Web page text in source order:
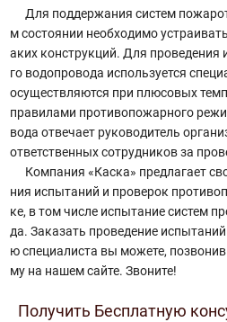
Для поддержания систем
м состоянии необходимо
аких конструкций. Для
го водопровода используется
осуществляются при плюсовых
правилами противопожарного
вода отвечает руководитель
ответственных сотрудников за
Компания «Каска» предлагает
ния испытаний и проверок
ке, в том числе испытание систем
да. Заказать проведение
ю специалиста вы можете,
му на нашем сайте. Звоните!
Получить Бесплатную